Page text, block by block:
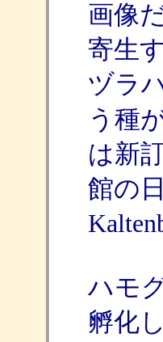
画像
寄生
ヅラ
う種
は新
館の
ハモ
孵化